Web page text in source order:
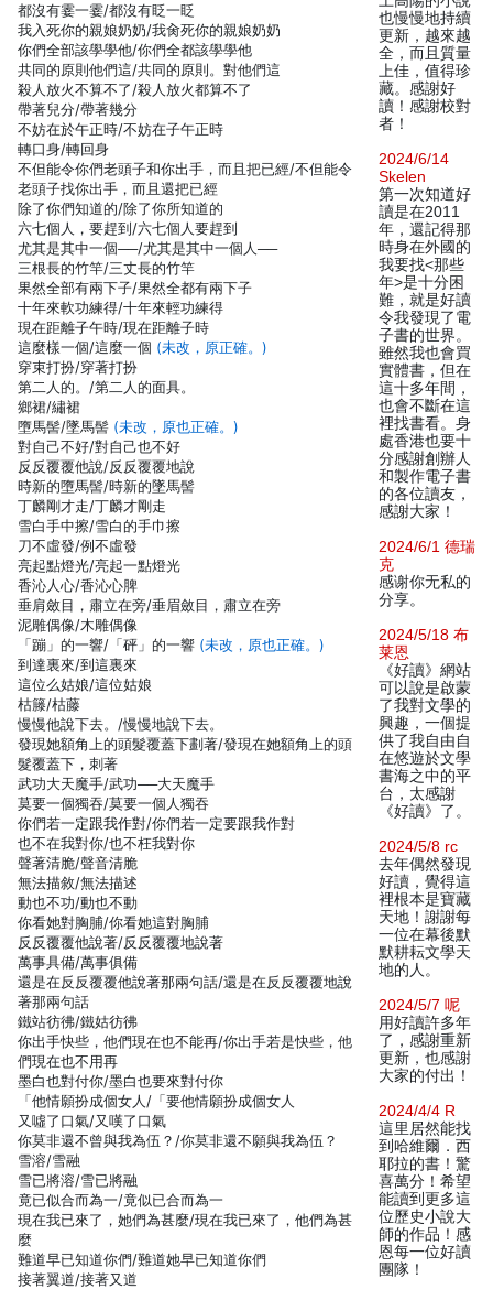
都沒有霎一霎/都沒有眨一眨
我入死你的親娘奶奶/我肏死你的親娘奶奶
你們全部該學學他/你們全都該學學他
共同的原則他們這/共同的原則。對他們這
殺人放火不算不了/殺人放火都算不了
帶著兒分/帶著幾分
不妨在於午正時/不妨在子午正時
轉口身/轉回身
不但能令你們老頭子和你出手，而且把已經/不但能令
老頭子找你出手，而且還把已經
除了你們知道的/除了你所知道的
六七個人，要趕到/六七個人要趕到
尤其是其中一個──/尤其是其中一個人──
三根長的竹竿/三丈長的竹竿
果然全部有兩下子/果然全都有兩下子
十年來軟功練得/十年來輕功練得
現在距離子午時/現在距離子時
這麼樣一個/這麼一個 (未改，原正確。)
穿束打扮/穿著打扮
第二人的。/第二人的面具。
鄉裙/繡裙
墮馬髻/墜馬髻 (未改，原也正確。)
對自己不好/對自己也不好
反反覆覆他說/反反覆覆地說
時新的墮馬髻/時新的墜馬髻
丁麟剛才走/丁麟才剛走
雪白手中擦/雪白的手巾擦
刀不虛發/例不虛發
亮起點燈光/亮起一點燈光
香沁人心/香沁心脾
垂肩斂目，肅立在旁/垂眉斂目，肅立在旁
泥雕偶像/木雕偶像
「蹦」的一響/「砰」的一響 (未改，原也正確。)
到達裏來/到這裏來
這位么姑娘/這位姑娘
枯籐/枯藤
慢慢他說下去。/慢慢地說下去。
發現她額角上的頭髮覆蓋下劃著/發現在她額角上的頭
髮覆蓋下，刺著
武功大天魔手/武功──大天魔手
莫要一個獨吞/莫要一個人獨吞
你們若一定跟我作對/你們若一定要跟我作對
也不在我對你/也不枉我對你
聲著清脆/聲音清脆
無法描敘/無法描述
動也不功/動也不動
你看她對胸脯/你看她這對胸脯
反反覆覆他說著/反反覆覆地說著
萬事具備/萬事俱備
還是在反反覆覆他說著那兩句話/還是在反反覆覆地說
著那兩句話
鐵站彷彿/鐵姑彷彿
你出手快些，他們現在也不能再/你出手若是快些，他
們現在也不用再
墨白也對付你/墨白也要來對付你
「他情願扮成個女人/「要他情願扮成個女人
又噓了口氣/又嘆了口氣
你莫非還不曾與我為伍？/你莫非還不願與我為伍？
雪溶/雪融
雪已將溶/雪已將融
竟已似合而為一/竟似已合而為一
現在我已來了，她們為甚麼/現在我已來了，他們為甚
麼
難道早已知道你們/難道她早已知道你們
接著翼道/接著又道
也慢慢地持續
更新，越來越
全，而且質量
上佳，值得珍
藏。感謝好
讀！感謝校對
者！
2024/6/14
Skelen
第一次知道好
讀是在2011
年，還記得那
時身在外國的
我要找<那些
年>是十分困
難，就是好讀
令我發現了電
子書的世界。
雖然我也會買
實體書，但在
這十多年間，
也會不斷在這
裡找書看。身
處香港也要十
分感謝創辦人
和製作電子書
的各位讀友，
感謝大家！
2024/6/1 德瑞
克
感谢你无私的
分享。
2024/5/18 布
莱恩
《好讀》網站
可以說是啟蒙
了我對文學的
興趣，一個提
供了我自由自
在悠遊於文學
書海之中的平
台，太感謝
《好讀》了。
2024/5/8 rc
去年偶然發現
好讀，覺得這
裡根本是寶藏
天地！謝謝每
一位在幕後默
默耕耘文學天
地的人。
2024/5/7 呢
用好讀許多年
了，感謝重新
更新，也感謝
大家的付出！
2024/4/4 R
這里居然能找
到哈維爾．西
耶拉的書！驚
喜萬分！希望
能讀到更多這
位歷史小說大
師的作品！感
恩每一位好讀
團隊！